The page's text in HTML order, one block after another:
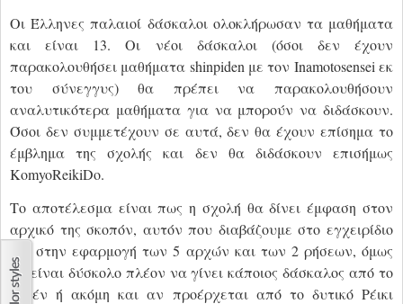
Οι Έλληνες παλαιοί δάσκαλοι ολοκλήρωσαν τα μαθήματα
και είναι 13. Οι νέοι δάσκαλοι (όσοι δεν έχουν
παρακολουθήσει μαθήματα shinpiden με τον Inamotosenseiεκ
του σύνεγγυς) θα πρέπει να παρακολουθήσουν
αναλυτικότερα μαθήματα για να μπορούν να διδάσκουν.
Όσοι δεν συμμετέχουν σε αυτά, δεν θα έχουν επίσημα το
έμβλημα της σχολής και δεν θα διδάσκουν επισήμως
KomyoReikiDo.
Το αποτέλεσμα είναι πως η σχολή θα δίνει έμφαση στον
αρχικό της σκοπόν, αυτόν που διαβάζουμε στο εγχειρίδιο
και στην εφαρμογή των 5 αρχών και των 2 ρήσεων, όμως
θα είναι δύσκολο πλέον να γίνει κάποιος δάσκαλος από το
μηδέν ή ακόμη και αν προέρχεται από το δυτικό Ρέικι